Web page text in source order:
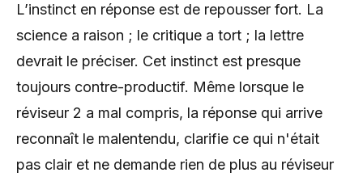
L’instinct en réponse est de repousser fort. La
science a raison ; le critique a tort ; la lettre
devrait le préciser. Cet instinct est presque
toujours contre-productif. Même lorsque le
réviseur 2 a mal compris, la réponse qui arrive
reconnaît le malentendu, clarifie ce qui n'était
pas clair et ne demande rien de plus au réviseur